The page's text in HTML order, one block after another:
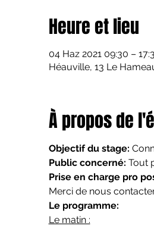
Heure et lieu
04 Haz 2021 09:30 –
Héauville, 13 Le
À propos de
Objectif du stage:
Public concerné: Tout
Prise en charge pro
Merci de nous
Le programme:
Le matin :